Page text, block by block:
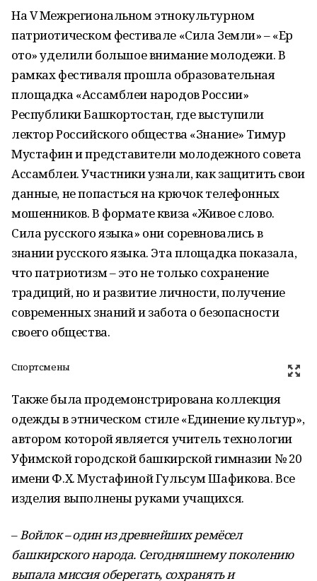
На V Межрегиональном этнокультурном
патриотическом фестивале «Сила Земли» – «Ер
ҡото» уделили большое внимание молодежи. В
рамках фестиваля прошла образовательная
площадка «Ассамблеи народов России»
Республики Башкортостан, где выступили
лектор Российского общества «Знание» Тимур
Мустафин и представители молодежного совета
Ассамблеи. Участники узнали, как защитить свои
данные, не попасться на крючок телефонных
мошенников. В формате квиза «Живое слово.
Сила русского языка» они соревновались в
знании русского языка. Эта площадка показала,
что патриотизм – это не только сохранение
традиций, но и развитие личности, получение
современных знаний и забота о безопасности
своего общества.
Спортсмены
Также была продемонстрирована коллекция
одежды в этническом стиле «Единение культур»,
автором которой является учитель технологии
Уфимской городской башкирской гимназии № 20
имени Ф.Х. Мустафиной Гульсум Шафикова. Все
изделия выполнены руками учащихся.
–Войлок–один из древнейших ремёсел
башкирского народа. Сегодняшнему поколению
выпала миссия оберегать, сохранять и